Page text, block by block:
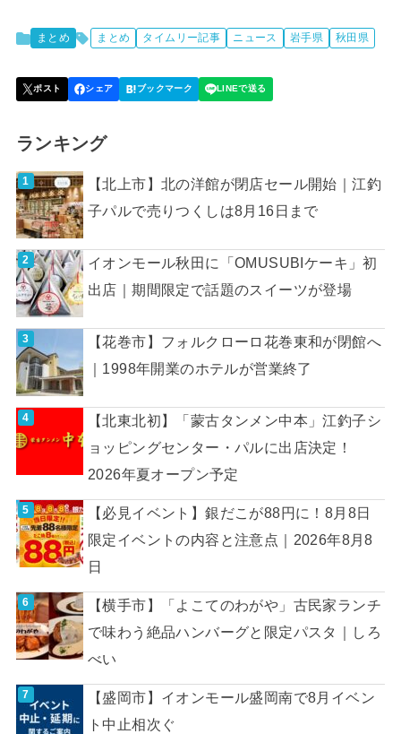
まとめ まとめ タイムリー記事 ニュース 岩手県 秋田県
ランキング
【北上市】北の洋館が閉店セール開始｜江釣
子パルで売りつくしは8月16日まで
イオンモール秋田に「OMUSUBIケーキ」初
出店｜期間限定で話題のスイーツが登場
【花巻市】フォルクローロ花巻東和が閉館へ
｜1998年開業のホテルが営業終了
【北東北初】「蒙古タンメン中本」江釣子シ
ョッピングセンター・パルに出店決定！
2026年夏オープン予定
【必見イベント】銀だこが88円に！8月8日
限定イベントの内容と注意点｜2026年8月8
日
【横手市】「よこてのわがや」古民家ランチ
で味わう絶品ハンバーグと限定パスタ｜しろ
べい
【盛岡市】イオンモール盛岡南で8月イベン
ト中止相次ぐ